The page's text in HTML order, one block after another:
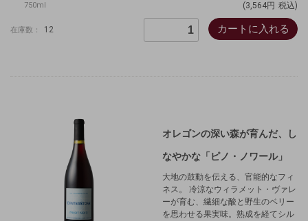
750ml
(3,564円 税込)
在庫数： 12 カートに入れる
オレゴンの深い森が育んだ、し
なやかな「ピノ・ノワール」
大地の鼓動を伝える、官能的なフィ
ネス。 冷涼なウィラメット・ヴァレ
ーが育む、繊細な酸と野生のベリー
を思わせる果実味。熟成を経てシル